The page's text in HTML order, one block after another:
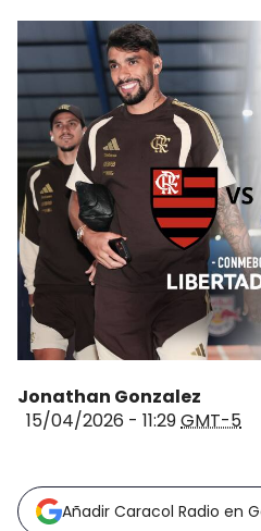
Jonathan Gonzalez
15/04/2026 - 11:29GMT-5
Añadir Caracol Radio en